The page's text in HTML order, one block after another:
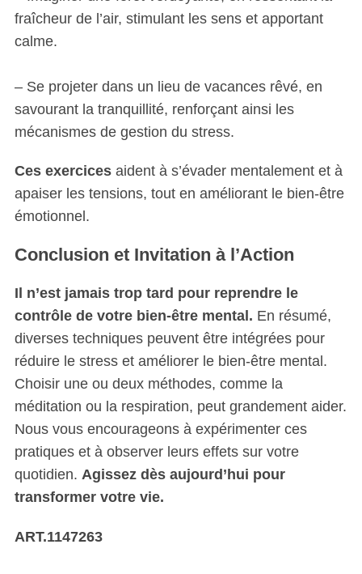
fraîcheur de l’air, stimulant les sens et apportant
calme.
– Se projeter dans un lieu de vacances rêvé, en
savourant la tranquillité, renforçant ainsi les
mécanismes de gestion du stress.
Ces exercicesaident à s’évader mentalement et à
apaiser les tensions, tout en améliorant le bien-être
émotionnel.
Conclusion et Invitation à l’Action
Il n’est jamais trop tard pour reprendre le
contrôle de votre bien-être mental. En résumé,
diverses techniques peuvent être intégrées pour
réduire le stress et améliorer le bien-être mental.
Choisir une ou deux méthodes, comme la
méditation ou la respiration, peut grandement aider.
Nous vous encourageons à expérimenter ces
pratiques et à observer leurs effets sur votre
quotidien. Agissez dès aujourd’hui pour
transformer votre vie.
ART.1147263